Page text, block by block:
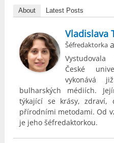
About Latest Posts
Vladislava
Šéfredaktorka
České
vykonává
bulharských médiích.
týkající se krásy,
přírodními metodami. Od
je jeho šéfredaktorkou.